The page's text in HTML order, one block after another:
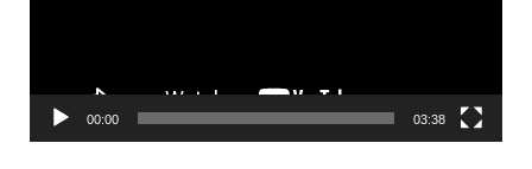
00:00 03:38